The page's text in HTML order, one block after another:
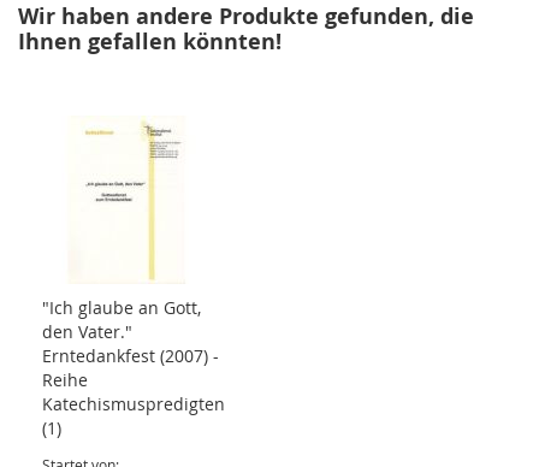
Wir haben andere Produkte gefunden, die
Ihnen gefallen könnten!
"Ich glaube an Gott,
den Vater."
Erntedankfest (2007) -
Reihe
Katechismuspredigten
(1)